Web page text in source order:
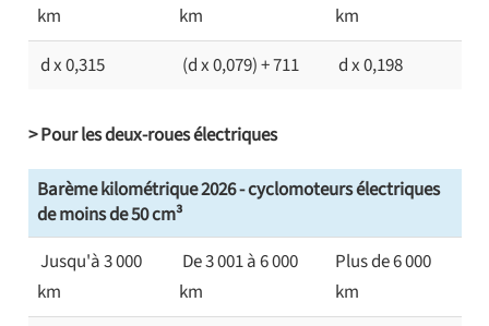
km
km
km
d x 0,315
(d x 0,079) + 711 d x 0,198
> Pour les deux-roues électriques
Barème kilométrique 2026 - cyclomoteurs électriques
de moins de 50 cm³
Jusqu'à 3 000
km
De 3 001 à 6 000
km
Plus de 6 000
km